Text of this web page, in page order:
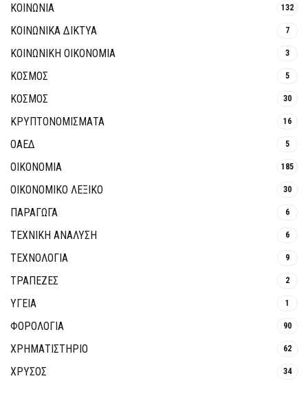
ΚΟΙΝΩΝΙΑ 132
ΚΟΙΝΩΝΙΚΆ ΔΊΚΤΥΑ 7
ΚΟΙΝΩΝΙΚΉ ΟΙΚΟΝΟΜΊΑ 3
ΚΟΣΜΟΣ 5
ΚΟΣΜΟΣ 30
ΚΡΥΠΤΟΝΟΜΊΣΜΑΤΑ 16
ΟΑΕΔ 5
ΟΙΚΟΝΟΜΙΑ 185
ΟΙΚΟΝΟΜΙΚΟ ΛΕΞΙΚΟ 30
ΠΑΡΑΓΩΓΑ 6
ΤΕΧΝΙΚΗ ΑΝΑΛΥΣΗ 6
ΤΕΧΝΟΛΟΓΙΑ 9
ΤΡΆΠΕΖΕΣ 2
ΥΓΕΙΑ 1
ΦΟΡΟΛΟΓΙΑ 90
ΧΡΗΜΑΤΙΣΤΗΡΙΟ 62
ΧΡΥΣΟΣ 34